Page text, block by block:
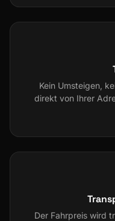
Kein Umsteigen,
direkt von Ihrer
Der Fahrpreis wird